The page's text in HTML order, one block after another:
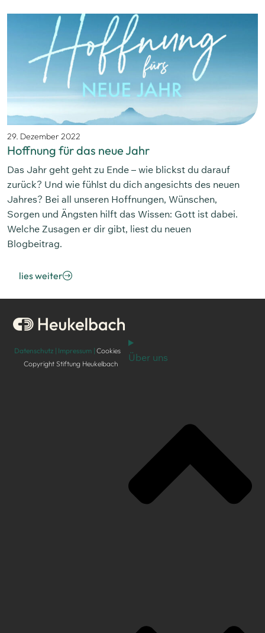
29. Dezember 2022
Hoffnung für das neue Jahr
Das Jahr geht geht zu Ende – wie blickst du darauf
zurück? Und wie fühlst du dich angesichts des neuen
Jahres? Bei all unseren Hoffnungen, Wünschen,
Sorgen und Ängsten hilft das Wissen: Gott ist dabei.
Welche Zusagen er dir gibt, liest du neuen
Blogbeitrag.
lies weiter
Datenschutz | Impressum | Cookies
Copyright Stiftung Heukelbach
Über uns